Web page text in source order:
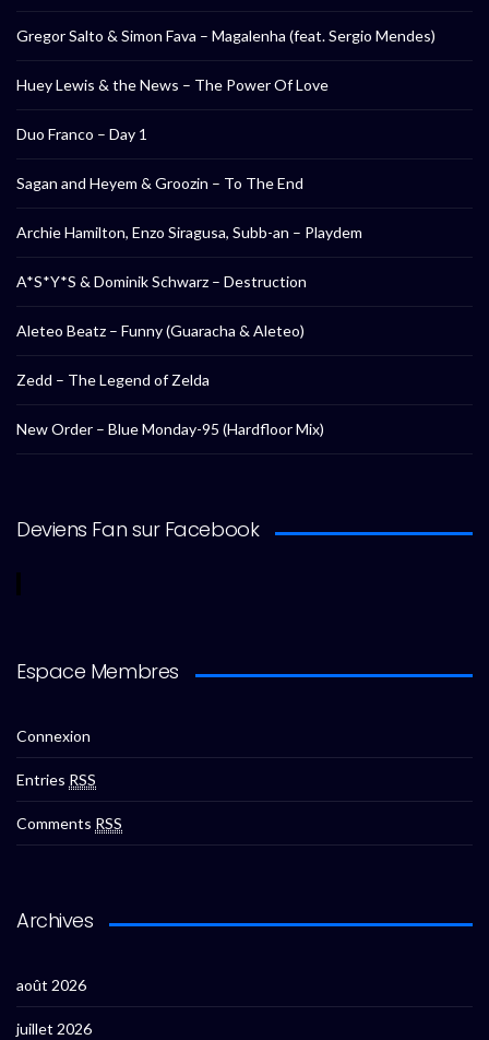
Gregor Salto & Simon Fava – Magalenha (feat. Sergio Mendes)
Huey Lewis & the News – The Power Of Love
Duo Franco – Day 1
Sagan and Heyem & Groozin – To The End
Archie Hamilton, Enzo Siragusa, Subb-an – Playdem
A*S*Y*S & Dominik Schwarz – Destruction
Aleteo Beatz – Funny (Guaracha & Aleteo)
Zedd – The Legend of Zelda
New Order – Blue Monday-95 (Hardfloor Mix)
Deviens Fan sur Facebook
Espace Membres
Connexion
Entries RSS
Comments RSS
Archives
août 2026
juillet 2026